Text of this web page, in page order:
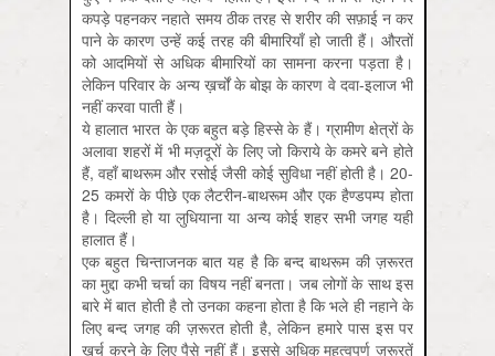
कपड़े पहनकर नहाते समय ठीक तरह से शरीर की सफ़ाई न कर
पाने के कारण उन्हें कई तरह की बीमारियाँ हो जाती हैं। औरतों
को आदमियों से अधिक बीमारियों का सामना करना पड़ता है।
लेकिन परिवार के अन्य ख़र्चों के बोझ के कारण वे दवा-इलाज भी
नहीं करवा पाती हैं।
ये हालात भारत के एक बहुत बड़े हिस्से के हैं। ग्रामीण क्षेत्रों के
अलावा शहरों में भी मज़दूरों के लिए जो किराये के कमरे बने होते
हैं, वहाँ बाथरूम और रसोई जैसी कोई सुविधा नहीं होती है। 20-
25 कमरों के पीछे एक लैटरीन-बाथरूम और एक हैण्डपम्प होता
है। दिल्ली हो या लुधियाना या अन्य कोई शहर सभी जगह यही
हालात हैं।
एक बहुत चिन्ताजनक बात यह है कि बन्द बाथरूम की ज़रूरत
का मुद्दा कभी चर्चा का विषय नहीं बनता। जब लोगों के साथ इस
बारे में बात होती है तो उनका कहना होता है कि भले ही नहाने के
लिए बन्द जगह की ज़रूरत होती है, लेकिन हमारे पास इस पर
ख़र्च करने के लिए पैसे नहीं हैं। इससे अधिक महत्वपूर्ण ज़रूरतें